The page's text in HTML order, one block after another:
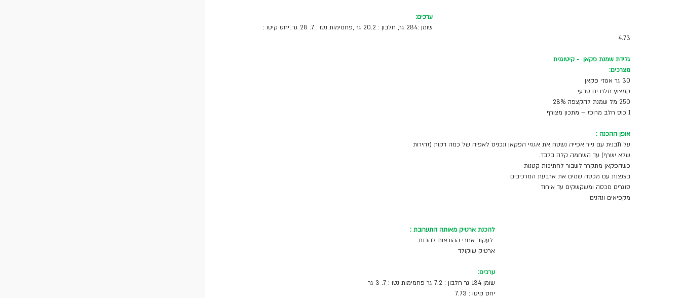
ערכים:
שומן :284 גר, חלבון : 20.2 גר ,פחמימות נטו : 7. 28 גר ,יחס קיטו :
4.73
גלידת שמנת פקאן  - קיטוגנית
מצרכים:
30 גר אגוזי פקאן
קמצוץ מלח ים טבעי
250 מל שמנת להקצפה 28%
1 כוס חלב מרוכז – מתכון מצורף
אופן ההכנה :
על תבנית עם נייר אפייה נשטח את אגוזי הפקאן ונכניס לאפיה של כמה דקות (זהירות
שלא ישרף) עד השחמה קלה בלבד.
כשהפקאן מתקרר לשבור לחתיכות קטנות
בצנצנת עם מכסה שמים את ארבעת המרכיבים
סוגרים מכסה ומשקשקים עד איחוד
מקפיאים ונהנים
להכנת ארטיק מאותה התערובת :
לעקוב אחרי ההוראות להכנת
ארטיק שוקולד
ערכים:
שומן 134 גר חלבון : 7.2 גר פחמימות נטו : 7. 3 גר
יחס קיטו : 7.73